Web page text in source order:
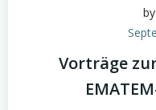
by
Vorträge